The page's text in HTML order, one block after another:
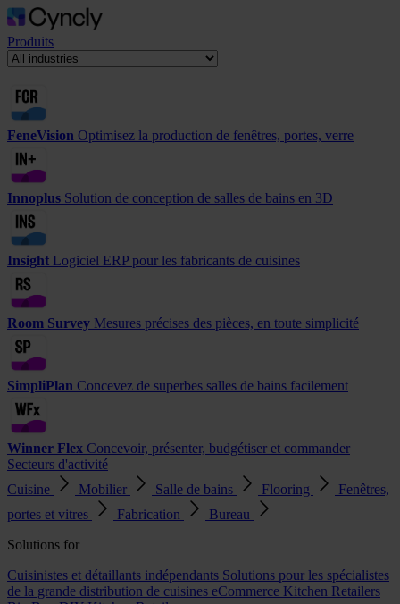
Produits
FeneVision Optimisez la production de fenêtres, portes, verre
Innoplus Solution de conception de salles de bains en 3D
Insight Logiciel ERP pour les fabricants de cuisines
Room Survey Mesures précises des pièces, en toute simplicité
SimpliPlan Concevez de superbes salles de bains facilement
Winner Flex Concevoir, présenter, budgétiser et commander
Secteurs d'activité
Cuisine
Mobilier Salle de bains Flooring
Fenêtres,
portes et vitres
Fabrication
Bureau
Solutions for
Cuisinistes et détaillants indépendants Solutions pour les spécialistes
de la grande distribution de cuisines eCommerce Kitchen Retailers